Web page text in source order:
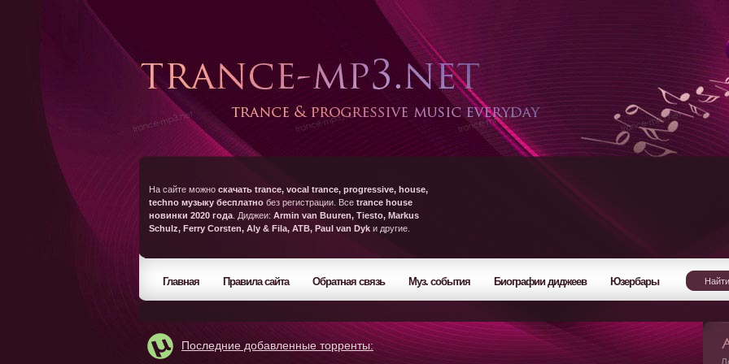
На сайте можно скачать trance, vocal trance, progressive, house,
techno музыку бесплатно без регистрации. Все trance house
новинки 2020 года . Диджеи: Armin van Buuren, Tiesto, Markus
Schulz, Ferry Corsten, Aly & Fila, ATB, Paul van Dyk и другие.
Главная Правила сайта Обратная связь Муз. события Биографии диджеев Юзербары
Последние добавленные торренты: